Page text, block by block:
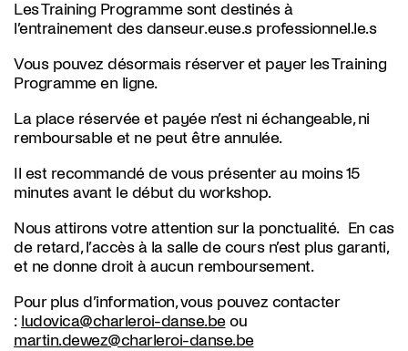
Les Training Programme sont destinés à
l’entrainement des danseur.euse.s professionnel.le.s
Vous pouvez désormais réserver et payer les Training
Programme en ligne.
La place réservée et payée n’est ni échangeable, ni
remboursable et ne peut être annulée.
Il est recommandé de vous présenter au moins 15
minutes avant le début du workshop.
Nous attirons votre attention sur la ponctualité. En cas
de retard, l’accès à la salle de cours n’est plus garanti,
et ne donne droit à aucun remboursement.
Pour plus d’information, vous pouvez contacter
: ludovica@charleroi-danse.beou
martin.dewez@charleroi-danse.be